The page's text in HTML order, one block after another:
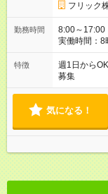
フリック
勤務時間
8:00～17:00
実働時間：8時
募集は行っ
特徴
週1日から
募集
気になる！